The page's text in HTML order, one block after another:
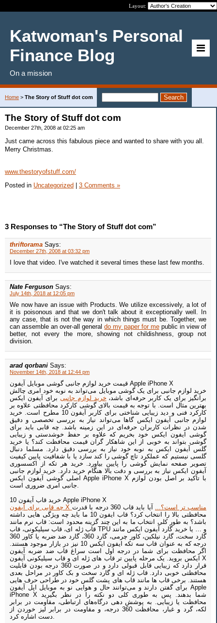
Layout:
Katwoman's Personal
Finance Blog
On a mission
Home > The Story of Stuff dot com
The Story of Stuff dot com
December 27th, 2008 at 02:25 am
Just came across this fabulous piece and wanted to share with you all.
Merry Christmas.
www.thestoryofstuff.com/
Posted in Uncategorized 3 Comments »
3 Responses to “The Story of Stuff dot com”
thriftorama Says:
December 27th, 2008 at 03:32 pm
I love that video. I've watched it several times these last few months.
Nate Ferguson Says:
July 14th, 2018 at 12:05 pm
We now have an issue with Products. We utilize excessively, a lot of
it is poisonous and that we don't talk about it exceptionally well. In
any case, that is not the way in which things must be. Together, we
can assemble an over-all generaldo my paper for mepublic in view of
better, not every the more, showing not childishness, group not
division.
arad qorbani Says:
November 14th, 2018 at 12:44 pm
قیمت خرید لوازم جانبی گوشی موبایل آیفون Apple iPhone X
خرید لوازم جانبی برای یک گوشی موبایل می‌تواند به نوبه خود امری چالش
برانگیز برای یک کاربر حرفه‌ای باشد، خرید لوازم جانبی برای آیفون ایکس
بهترین مثال است. با توجه به قیمت بالای گوشی کارکرد محافظتی علاوه بر
کارکرد فنی و دید زیبایی شناختی برای کاربر آیفون 10 مطرح است. خرید
لوازم جانبی آیفون ایکس گاها می‌تواند نیاز به بررسی تخصصی و دقیق
شدن در نظرات کاربران حرفه‌ای در این زمینه باشد. چه قابی باید برای
گوشی ایفون ایکس خود بخریم که علاوه بر حفظ خوشدستی و زیبایی
گوشی بتواند به خوبی از این شاهکار گران قیمت محافظت کند؟ یا خرید
گلس آیفون ایکس به نوبه خود نیاز به بررسی دقیق دارد. مسلما دنبال
گلسی نیستیم که عملکرد تاچ گوشی را کند سازد یا با شفافیت پایین کیفیت
تصویر صفحه نمایش گوشی را پایین بیاورد. خرید هر تکه از اکسسوری
آیفون ایکس نیاز به بررسی و دقت بالا هنگام خرید دارد. خرید لوازم جانبی
اصلی گوشی آیفون ایکس Apple iPhone X با تاکید بر اصل بودن لوازم
جانبی امری ضروری است.
خرید قاب آیفون 10 Apple iPhone X
چه قابی برای آیفون X مناسب تر است؟...
آیا باید قاب 360 درجه با قدرت
محافظتی بالا را انتخاب کرد؟ قاب ایفون 10 ما باید چه ویژگی هایی داشته
باشد؟ به طور کلی انتخاب ما به این چند گزینه محدود است: قاب نرم مانند
قاب ژله ای، قاب سیلیکونی، قاب TPU و … یا خرید گارد آیفون ایکس مانند
گارد سخت، گارد نیلکین، کاور چرمی، گارد 360، گارد ضد ضربه یا کاور 360
درجه که به عنوان قاب سه تکه ایفون ایکس 10 نیز در بازار موجود هستند.
اگر محافظت برای شما در درجه اول است سراغ قاب ضد ضربه آیفون
ایکس بروید. یک مرحله پایین تر قاب های ژله ای و قاب سیلیکونی آیفون X
قرار دارد که زیبایی قابل قبولی دارد و در صورت 360 درجه بودن قابلیت
محافظتی خوبی دارد. قاب ژله ای و گارد سخت و بک کاور در مراحل بعدی
هستند. برخی قاب ها مانند قاب های پشت گلس خود در طراحی حرف هایی
برای گفتن دارند و می‌توانند حال و هوایی نو به موبایل اپل آیفون Apple
iPhone X شما بدهند. پس به طوری کلی دو نکته را در نظر بگیرید
محافظت یا زیبایی. به پوشش دهی درگاه‌های ارتباطی، مقاومت در برابر
لکه، گرد و غبار، محافظت 360 درجه، و مقاومت در برابر لیز خوردن از
دست اشاره کرد.